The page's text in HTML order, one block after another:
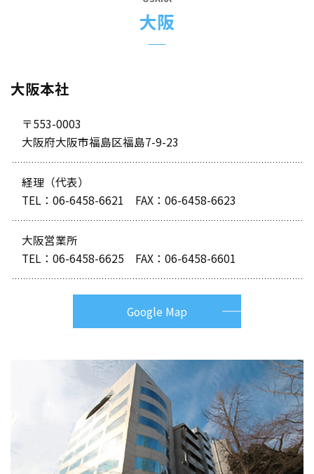
大阪
大阪本社
〒553-0003
大阪府大阪市福島区福島7-9-23
経理（代表）
TEL： 06-6458-6621 FAX：06-6458-6623
大阪営業所
TEL： 06-6458-6625 FAX：06-6458-6601
Google Map